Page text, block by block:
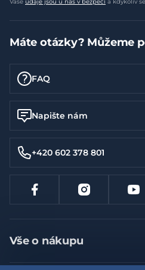
Máte otázky? Můžeme
FAQ
Napište nám
+420 602 378 801
Vše o nákupu
Jak nakupovat